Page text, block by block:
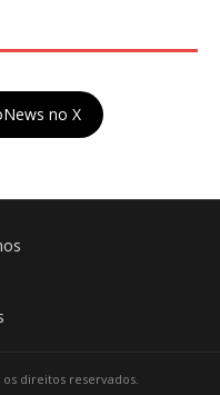
no X
direitos reservados.